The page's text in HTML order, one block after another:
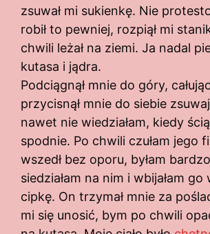
zsuwał mi sukienkę. Nie
robił to pewniej, rozpiął mi
chwili leżał na ziemi. Ja nadal
kutasa i jądra.
Podciągnął mnie do góry,
przycisnął mnie do siebie
nawet nie wiedziałam, kiedy
spodnie. Po chwili czułam jego
wszedł bez oporu, byłam
siedziałam na nim i wbijałam go
cipkę. On trzymał mnie za
mi się unosić, bym po chwili